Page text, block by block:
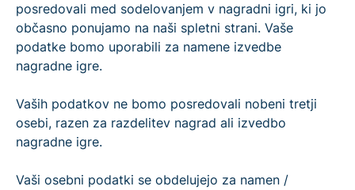
posredovali med sodelovanjem v nagradni igri, ki jo
občasno ponujamo na naši spletni strani. Vaše
podatke bomo uporabili za namene izvedbe
nagradne igre.
Vaših podatkov ne bomo posredovali nobeni tretji
osebi, razen za razdelitev nagrad ali izvedbo
nagradne igre.
Vaši osebni podatki se obdelujejo za namen /